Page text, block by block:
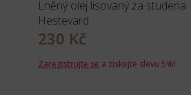
Lněný olej lisovaný za studena
Hestevard
230 Kč
Zaregistrujte se a získejte slevu 5%!